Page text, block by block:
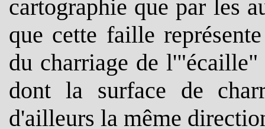
cartographie que par les
que cette faille
du charriage de
dont la surface de
d'ailleurs la même